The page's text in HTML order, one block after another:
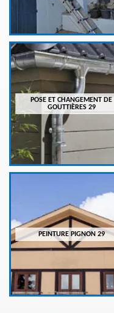
POSE ET CHANGEMENT DE
GOUTTIÈRES 29
PEINTURE PIGNON 29